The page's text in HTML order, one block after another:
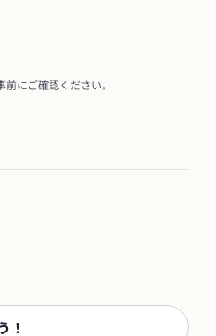
にご確認ください。
！